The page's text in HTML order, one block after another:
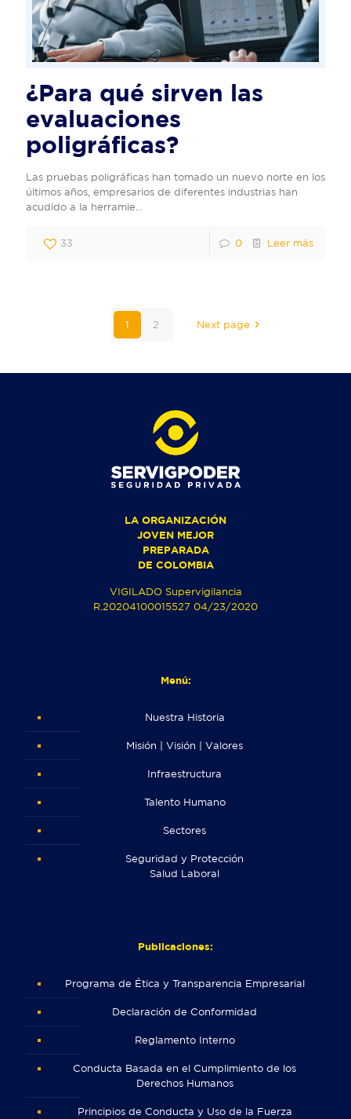
¿Para qué sirven las
evaluaciones
poligráficas?
Las pruebas poligráficas han tomado un nuevo norte en los
últimos años, empresarios de diferentes industrias han
acudido a la herramie...
33 0 Leer más
1 2 Next page
LA ORGANIZACIÓN
JOVEN MEJOR
PREPARADA
DE COLOMBIA
VIGILADO Supervigilancia
R.20204100015527 04/23/2020
Menú:
Nuestra Historia
Misión | Visión | Valores
Infraestructura
Talento Humano
Sectores
Seguridad y Protección
Salud Laboral
Publicaciones:
Programa de Ética y Transparencia Empresarial
Declaración de Conformidad
Reglamento Interno
Conducta Basada en el Cumplimiento de los
Derechos Humanos
Principios de Conducta y Uso de la Fuerza